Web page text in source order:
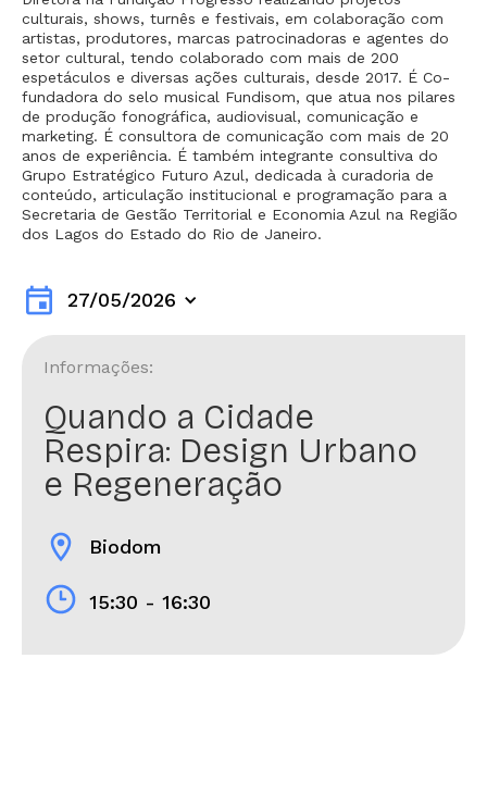
culturais, shows, turnês e festivais, em colaboração com
artistas, produtores, marcas patrocinadoras e agentes do
setor cultural, tendo colaborado com mais de 200
espetáculos e diversas ações culturais, desde 2017. É Co-
fundadora do selo musical Fundisom, que atua nos pilares
de produção fonográfica, audiovisual, comunicação e
marketing. É consultora de comunicação com mais de 20
anos de experiência. É também integrante consultiva do
Grupo Estratégico Futuro Azul, dedicada à curadoria de
conteúdo, articulação institucional e programação para a
Secretaria de Gestão Territorial e Economia Azul na Região
dos Lagos do Estado do Rio de Janeiro.
event 27/05/2026
Informações:
Quando a Cidade
Respira: Design Urbano
e Regeneração
location_on Biodom
15:30 - 16:30